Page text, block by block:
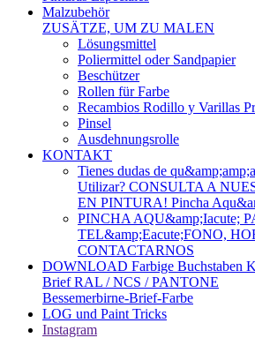
Malzubehör
ZUSÄTZE, UM ZU MALEN
Lösungsmittel
Poliermittel oder Sandpapier
Beschützer
Rollen für Farbe
Recambios Rodillo y Varillas
Pinsel
Ausdehnungsrolle
KONTAKT
Tienes dudas de
Utilizar? CONSULTA A
EN PINTURA! Pincha
PINCHA AQU&amp;Iacute;
TEL&amp;Eacute;FONO,
CONTACTARNOS
DOWNLOAD Farbige Buchstaben
Brief RAL / NCS / PANTONE
Bessemerbirne-Brief-Farbe
LOG und Paint Tricks
Instagram